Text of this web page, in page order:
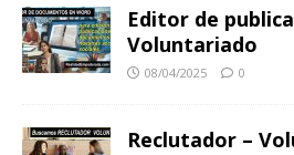
Editor de
Voluntariado
08/04/2025 0
Reclutador –